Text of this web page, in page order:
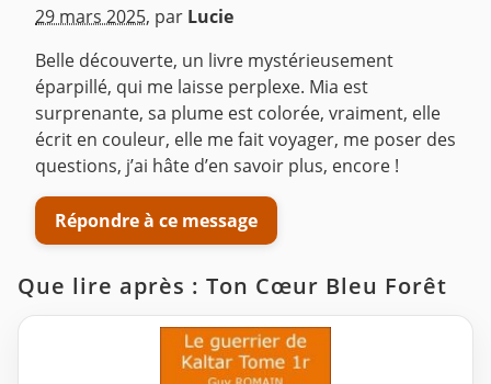
29 mars 2025, par Lucie
Belle découverte, un livre mystérieusement
éparpillé, qui me laisse perplexe. Mia est
surprenante, sa plume est colorée, vraiment, elle
écrit en couleur, elle me fait voyager, me poser des
questions, j’ai hâte d’en savoir plus, encore !
Répondre à ce message
Que lire après : Ton Cœur Bleu Forêt